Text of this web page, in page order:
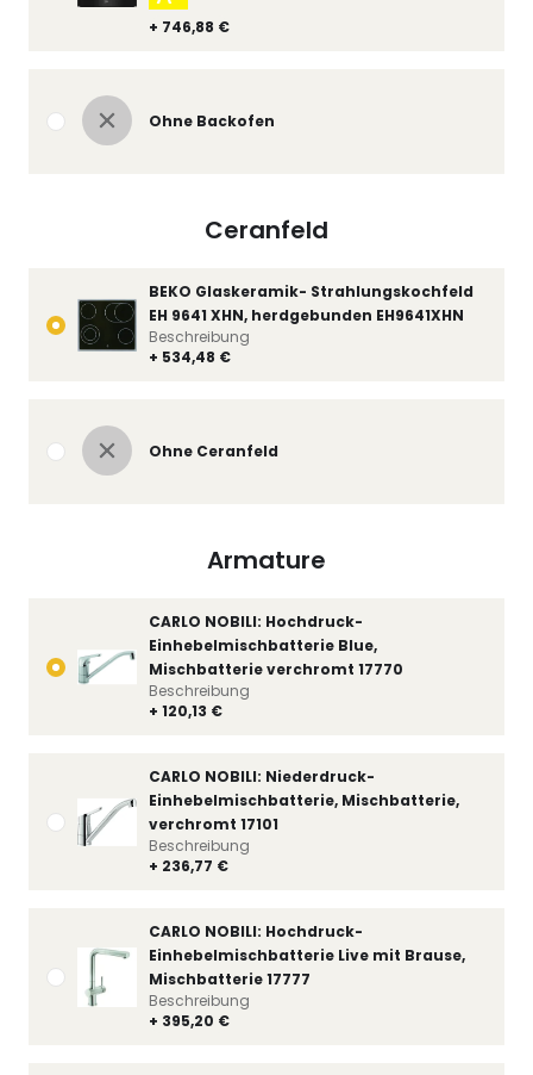
+ 746,88 €
Ohne Backofen
Ceranfeld
BEKO Glaskeramik- Strahlungskochfeld
EH 9641 XHN, herdgebunden EH9641XHN
+ 534,48 €
Beschreibung
Ohne Ceranfeld
Armature
CARLO NOBILI: Hochdruck-
Einhebelmischbatterie Blue,
Mischbatterie verchromt 17770
+ 120,13 €
Beschreibung
CARLO NOBILI: Niederdruck-
Einhebelmischbatterie, Mischbatterie,
verchromt 17101
+ 236,77 €
Beschreibung
CARLO NOBILI: Hochdruck-
Einhebelmischbatterie Live mit Brause,
Mischbatterie 17777
+ 395,20 €
Beschreibung